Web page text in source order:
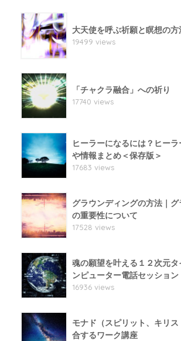
大天使を呼ぶ祈願と瞑想の方
19499 views
「チャクラ融合」への祈り
17740 views
ヒーラーになるには？ヒー
や情報まとめ＜保存版＞
17683 views
グラウンディングの方法｜
の重要性について
17528 views
魂の願望を叶える１２次元タ
ンピューター電話セッション
16936 views
モナド（スピリット、キリ
合するワーク講座